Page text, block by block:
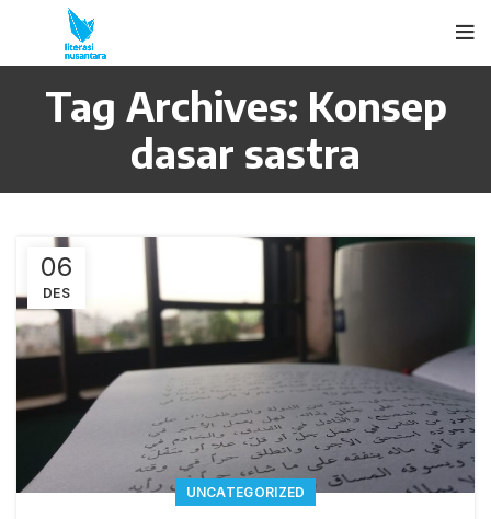
Tag Archives: Konsep
dasar sastra
06
DES
UNCATEGORIZED